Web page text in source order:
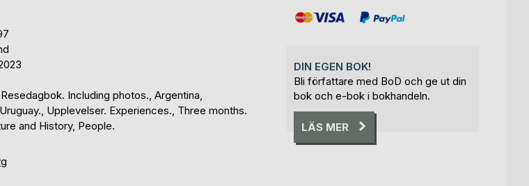
Including photos., Argentina,
Upplevelser. Experiences., Three months.
and History, People.
DIN EGEN BOK!
Bli författare med BoD och ge ut din
bok och e-bok i bokhandeln.
LÄS MER